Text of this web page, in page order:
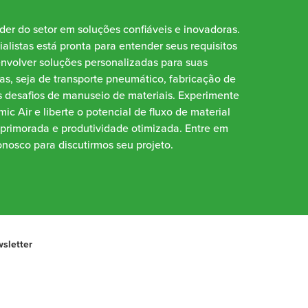
do setor em soluções confiáveis e inovadoras.
está pronta para entender seus requisitos
soluções personalizadas para suas
seja de transporte pneumático, fabricação de
de manuseio de materiais. Experimente
Air e liberte o potencial de fluxo de material
e produtividade otimizada. Entre em
para discutirmos seu projeto.